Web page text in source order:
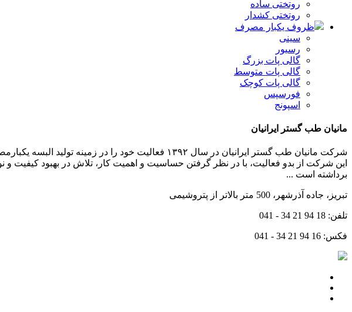
روتختی ساده
روتختی کشدار
ظروف یکبار مصرف
سینی
رسیور
گالی پات بزرگ
گالی پات متوسط
گالی پات کوچک
فورسپس
اسپونج
مانیان طب گستر ایرانیان
شرکت مانیان طب گستر ایرانیان در سال ۱۳۹۲ فعالیت
این شرکت از بدو فعالیت، با در نظر گرفتن حساسیت و اهمیت کار، تلاش در بهبود کیفیت
برداشته است ...
تبریز، جاده آذرشهر، 500 متر بالاتر از پتروشیمی
تلفن: 041 - 34 21 94 18
فکس: 041 - 34 21 94 16